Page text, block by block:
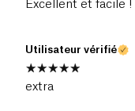
Excellent et facile !
Utilisateur vérifié
extra